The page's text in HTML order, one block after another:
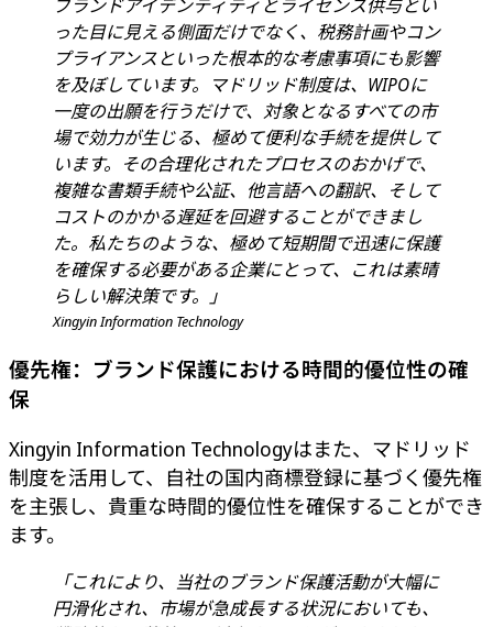
ブランドアイデンティティとライセンス供与とい
った目に見える側面だけでなく、税務計画やコン
プライアンスといった根本的な考慮事項にも影響
を及ぼしています。マドリッド制度は、WIPOに
一度の出願を行うだけで、対象となるすべての市
場で効力が生じる、極めて便利な手続を提供して
います。その合理化されたプロセスのおかげで、
複雑な書類手続や公証、他言語への翻訳、そして
コストのかかる遅延を回避することができまし
た。私たちのような、極めて短期間で迅速に保護
を確保する必要がある企業にとって、これは素晴
らしい解決策です。」
Xingyin Information Technology
優先権：ブランド保護における時間的優位性の確
保
Xingyin Information Technologyはまた、マドリッド
制度を活用して、自社の国内商標登録に基づく優先権
を主張し、貴重な時間的優位性を確保することができ
ます。
「これにより、当社のブランド保護活動が大幅に
円滑化され、市場が急成長する状況においても、